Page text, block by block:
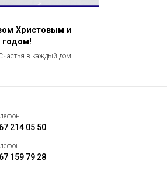
Христовым и
годом!
в каждый дом!
214 05 50
159 79 28